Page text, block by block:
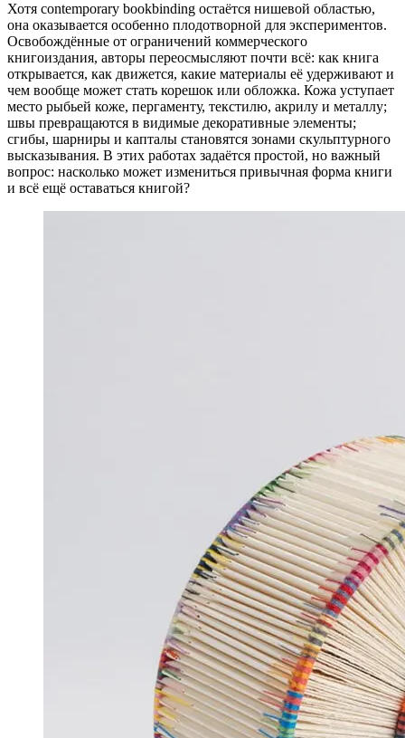
Хотя contemporary bookbinding остаётся нишевой областью,
она оказывается особенно плодотворной для экспериментов.
Освобождённые от ограничений коммерческого
книгоиздания, авторы переосмысляют почти всё: как книга
открывается, как движется, какие материалы её удерживают и
чем вообще может стать корешок или обложка. Кожа уступает
место рыбьей коже, пергаменту, текстилю, акрилу и металлу;
швы превращаются в видимые декоративные элементы;
сгибы, шарниры и капталы становятся зонами скульптурного
высказывания. В этих работах задаётся простой, но важный
вопрос: насколько может измениться привычная форма книги
и всё ещё оставаться книгой?